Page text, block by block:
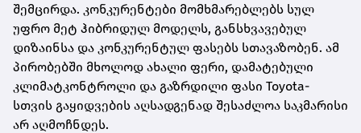
შემცირდა. კონკურენტები მომხმარებლებს სულ
უფრო მეტ ჰიბრიდულ მოდელს, განსხვავებულ
დიზაინსა და კონკურენტულ ფასებს სთავაზობენ. ამ
პირობებში მხოლოდ ახალი ფერი, დამატებული
კლიმატკონტროლი და გაზრდილი ფასი Toyota-
სთვის გაყიდვების აღსადგენად შესაძლოა საკმარისი
არ აღმოჩნდეს.